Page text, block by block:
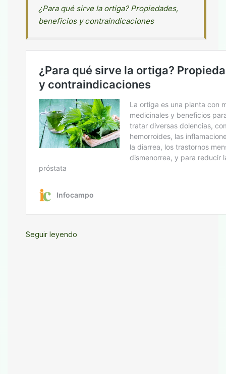
¿Para qué sirve la ortiga? Propiedades,
beneficios y contraindicaciones
Seguir leyendo